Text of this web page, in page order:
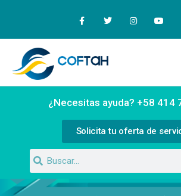
¿Necesitas ayuda? +58 414
Solicita tu oferta de